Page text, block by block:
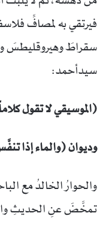
فيرتقي به لمصافِّ
سقراطَ وهيروقليطسَ
سيدأحمد:
(الموسيقي لا تقول
وديوان (والماء إذا
والحوارُ الخالدُ مع
تمخَّضَ عنِ الحديثِ